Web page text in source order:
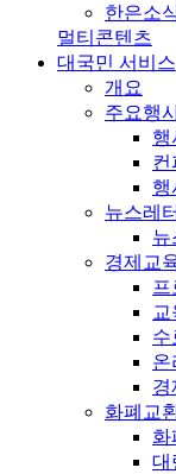
한은소
멀티콘텐츠
대국민 서비스
개요
주요행
행
컨
행
뉴스레터
뉴
경제교
프
교
수
온
경
화폐교
화
대